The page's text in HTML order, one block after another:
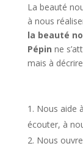
La beauté
à nous
la beauté
Pépin ne
mais à décrire
Nous aide
écouter, à
Nous